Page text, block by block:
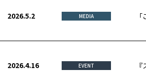
MEDIA
2026.5.2
EVENT
2026.4.16